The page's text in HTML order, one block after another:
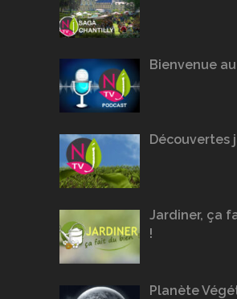
Bienvenue
Découvertes
Jardiner, ça
!
Planète